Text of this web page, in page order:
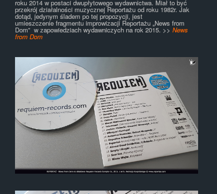
TELEWIZJA
roku 2014 w postaci dwupłytowego wydawnictwa. Miał to być
przekrój działalności muzycznej Reportażu od roku 1982r. Jak
dotąd, jedynym śladem po tej propozycji, jest
umieszczenie fragmentu improwizacji Reportażu „News from
Dom” w zapowiedziach wydawniczych na rok 2015. >>News
from Dom